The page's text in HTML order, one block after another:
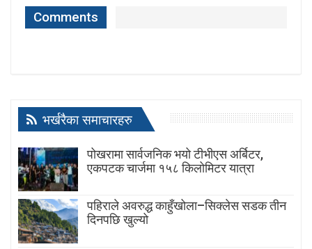
Comments
भर्खरैका समाचारहरु
पोखरामा सार्वजनिक भयो टीभीएस अर्बिटर,
एकपटक चार्जमा १५८ किलोमिटर यात्रा
पहिराले अवरुद्ध काहुँखोला–सिक्लेस सडक तीन
दिनपछि खुल्यो